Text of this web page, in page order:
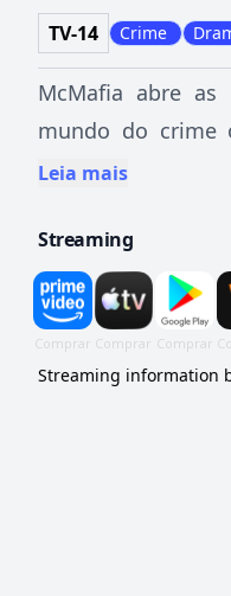
TV-14 Crime
McMafia abre
mundo do crime
uma família
Leia mais
Streaming
Streaming information